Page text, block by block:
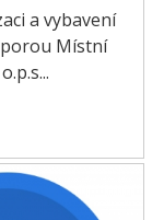
a vybavení
Místní